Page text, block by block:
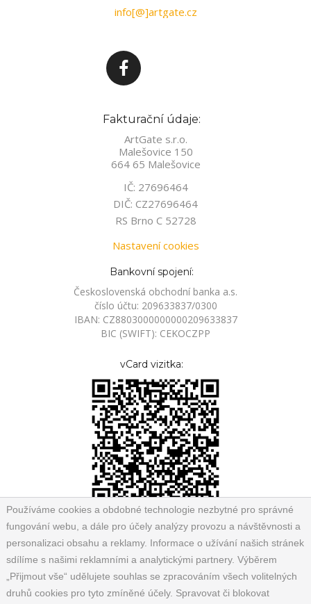
info[@]artgate.cz
Fakturační údaje:
ArtGate s.r.o.
Malešovice 150
664 65 Malešovice
IČ: 27696464
DIČ: CZ27696464
RS Brno C 52728
Nastavení cookies
Bankovní spojení:
Československá obchodní banka a.s.
číslo účtu: 209633837/0300
IBAN: CZ8803000000000209633837
BIC (SWIFT): CEKOCZPP
vCard vizitka:
Používáme cookies a obdobné technologie nezbytné pro správné
fungování webu, a dále pro účely analýzy provozu a návštěvnosti a
personalizaci obsahu a reklamy. Informace o užívání našich stránek
sdílíme s našimi reklamními a analytickými partnery. Výběrem
„Přijmout vše“ udělujete souhlas se zpracováním všech volitelných
druhů cookies pro tyto zmíněné účely. Spravovat či blokovat